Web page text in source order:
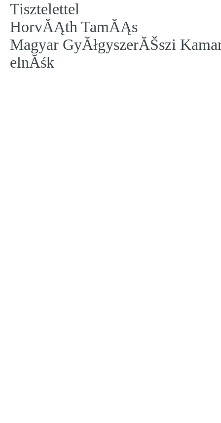
Tisztelettel
HorvĂĄth TamĂĄs
Magyar GyĂłgyszerĂŠszi
elnĂśk